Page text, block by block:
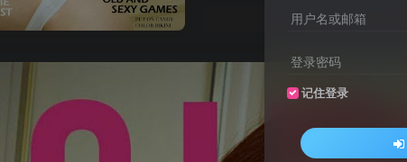
用户名或邮箱
登录密码
记住登录